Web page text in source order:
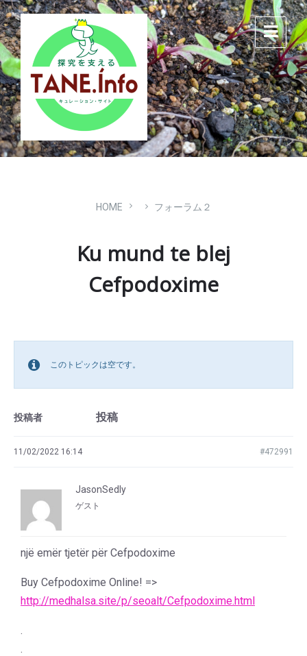
Skip
to
content
Skip
to
main
navigation
Skip
to
footer
HOME フォーラム２
Ku mund te blej
Cefpodoxime
このトピックは空です。
投稿者 投稿
11/02/2022 16:14 #472991
JasonSedly
ゲスト
një emër tjetër për Cefpodoxime
Buy Cefpodoxime Online! =>
http://medhalsa.site/p/seoalt/Cefpodoxime.html
.
.